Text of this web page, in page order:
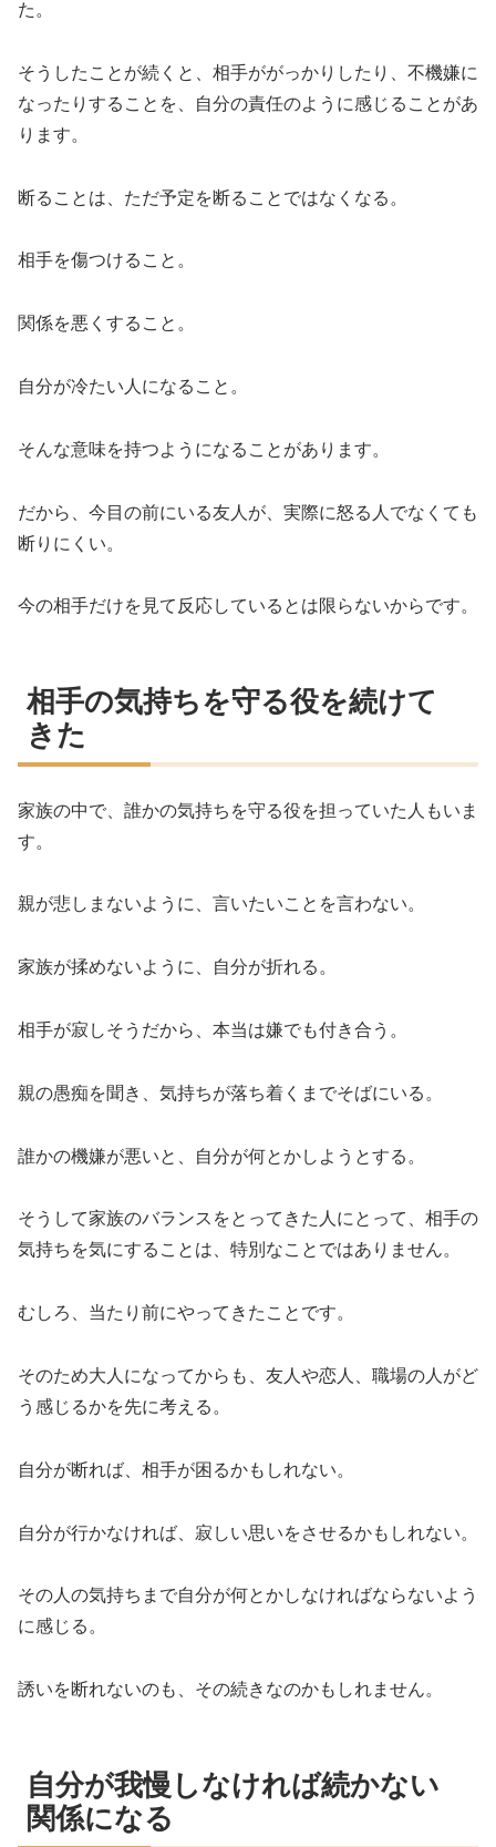
た。
そうしたことが続くと、相手ががっかりしたり、不機嫌に
なったりすることを、自分の責任のように感じることがあ
ります。
断ることは、ただ予定を断ることではなくなる。
相手を傷つけること。
関係を悪くすること。
自分が冷たい人になること。
そんな意味を持つようになることがあります。
だから、今目の前にいる友人が、実際に怒る人でなくても
断りにくい。
今の相手だけを見て反応しているとは限らないからです。
相手の気持ちを守る役を続けて
きた
家族の中で、誰かの気持ちを守る役を担っていた人もいま
す。
親が悲しまないように、言いたいことを言わない。
家族が揉めないように、自分が折れる。
相手が寂しそうだから、本当は嫌でも付き合う。
親の愚痴を聞き、気持ちが落ち着くまでそばにいる。
誰かの機嫌が悪いと、自分が何とかしようとする。
そうして家族のバランスをとってきた人にとって、相手の
気持ちを気にすることは、特別なことではありません。
むしろ、当たり前にやってきたことです。
そのため大人になってからも、友人や恋人、職場の人がど
う感じるかを先に考える。
自分が断れば、相手が困るかもしれない。
自分が行かなければ、寂しい思いをさせるかもしれない。
その人の気持ちまで自分が何とかしなければならないよう
に感じる。
誘いを断れないのも、その続きなのかもしれません。
自分が我慢しなければ続かない
関係になる